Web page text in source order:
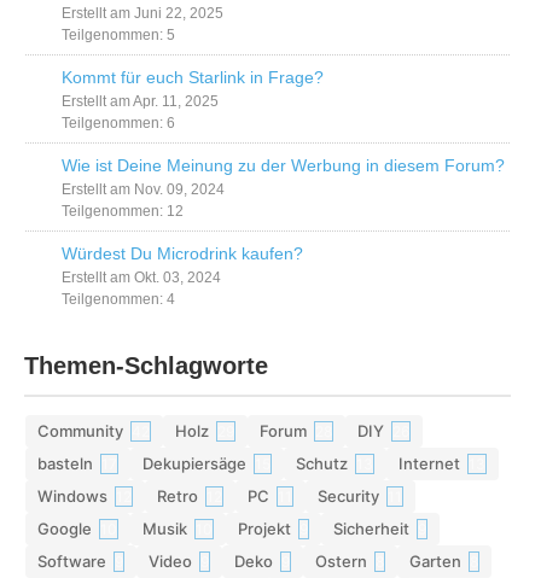
Erstellt am Juni 22, 2025
Teilgenommen: 5
Kommt für euch Starlink in Frage?
Erstellt am Apr. 11, 2025
Teilgenommen: 6
Wie ist Deine Meinung zu der Werbung in diesem Forum?
Erstellt am Nov. 09, 2024
Teilgenommen: 12
Würdest Du Microdrink kaufen?
Erstellt am Okt. 03, 2024
Teilgenommen: 4
Themen-Schlagworte
Community Holz Forum DIY
basteln Dekupiersäge Schutz Internet
Windows Retro PC Security
Google Musik Projekt Sicherheit
Software Video Deko Ostern Garten